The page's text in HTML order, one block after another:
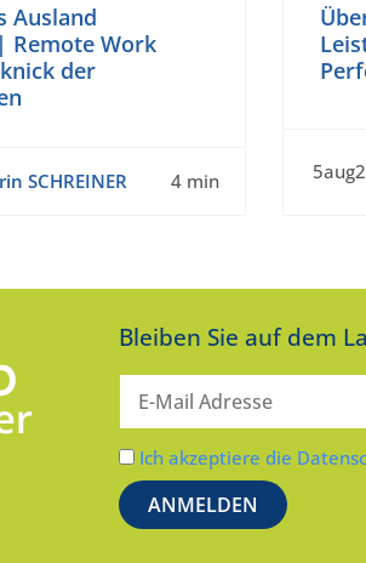
Ausland
Remote Work
der
SCHREINER 4 min
Bleiben Sie auf dem
Ich akzeptiere die